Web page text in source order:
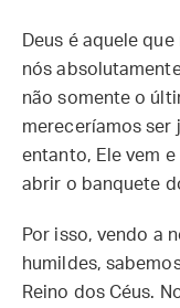
Deus é aquele
nós
não somente o
mereceríamos ser
entanto, Ele vem
abrir o banquete
Por isso, vendo a
humildes,
Reino dos Céus.